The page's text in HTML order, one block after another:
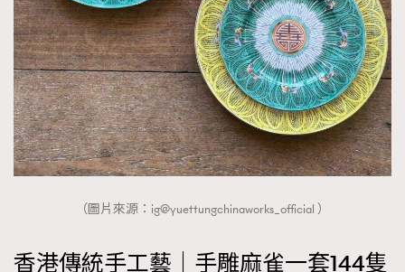
TRENDING
（圖片來源：ig@yuettungchinaworks_official ）
香港傳統手工藝｜手雕麻雀一套144隻